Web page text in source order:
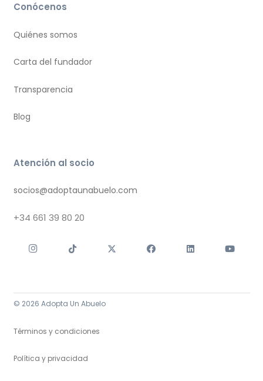
Conócenos
Quiénes somos
Carta del fundador
Transparencia
Blog
Atención al socio
socios@adoptaunabuelo.com
+34 661 39 80 20
© 2026 Adopta Un Abuelo
Términos y condiciones
Política y privacidad